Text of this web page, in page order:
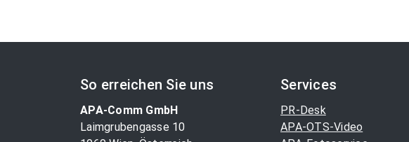
So erreichen Sie uns
APA-Comm GmbH
Laimgrubengasse 10
Services
PR-Desk
APA-OTS-Video